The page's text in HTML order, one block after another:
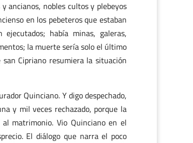
ancianos, nobles cultos y plebeyos
en los pebeteros que estaban
había minas, galeras,
la muerte sería solo el último
Cipriano resumiera la situación
Quinciano. Y digo despechado,
y mil veces rechazado, porque la
matrimonio. Vio Quinciano en el
El diálogo que narra el poco